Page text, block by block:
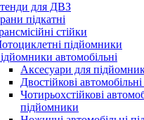
для ДВЗ
підкатні
стійки
підйомники
автомобільні
Аксесуари для
Двостійкові
Чотирьохстійкові
підйомники